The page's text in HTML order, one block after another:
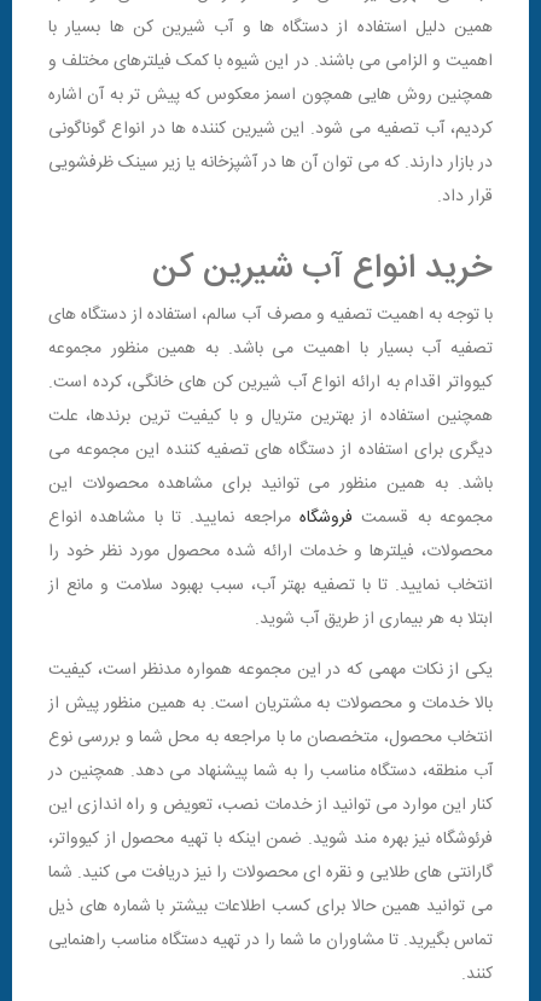
همین دلیل استفاده از دستگاه ها و آب شیرین کن ها بسیار با
اهمیت و الزامی می باشند. در این شیوه با کمک فیلترهای مختلف و
همچنین روش هایی همچون اسمز معکوس که پیش تر به آن اشاره
کردیم، آب تصفیه می شود. این شیرین کننده ها در انواع گوناگونی
در بازار دارند. که می توان آن ها در آشپزخانه یا زیر سینک ظرفشویی
قرار داد.
خرید انواع آب شیرین کن
با توجه به اهمیت تصفیه و مصرف آب سالم، استفاده از دستگاه های
تصفیه آب بسیار با اهمیت می باشد. به همین منظور مجموعه
کیوواتر اقدام به ارائه انواع آب شیرین کن های خانگی، کرده است.
همچنین استفاده از بهترین متریال و با کیفیت ترین برندها، علت
دیگری برای استفاده از دستگاه های تصفیه کننده این مجموعه می
باشد. به همین منظور می توانید برای مشاهده محصولات این
مجموعه به قسمت فروشگاه مراجعه نمایید. تا با مشاهده انواع
محصولات، فیلترها و خدمات ارائه شده محصول مورد نظر خود را
انتخاب نمایید. تا با تصفیه بهتر آب، سبب بهبود سلامت و مانع از
ابتلا به هر بیماری از طریق آب شوید.
یکی از نکات مهمی که در این مجموعه همواره مدنظر است، کیفیت
بالا خدمات و محصولات به مشتریان است. به همین منظور پیش از
انتخاب محصول، متخصصان ما با مراجعه به محل شما و بررسی نوع
آب منطقه، دستگاه مناسب را به شما پیشنهاد می دهد. همچنین در
کنار این موارد می توانید از خدمات نصب، تعویض و راه اندازی این
فرئوشگاه نیز بهره مند شوید. ضمن اینکه با تهیه محصول از کیوواتر،
گارانتی های طلایی و نقره ای محصولات را نیز دریافت می کنید. شما
می توانید همین حالا برای کسب اطلاعات بیشتر با شماره های ذیل
تماس بگیرید. تا مشاوران ما شما را در تهیه دستگاه مناسب راهنمایی
کنند.